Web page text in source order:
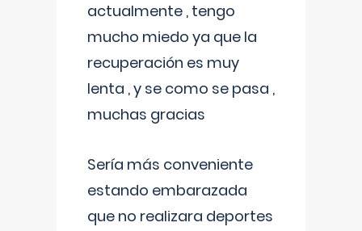
actualmente , tengo
mucho miedo ya que la
recuperación es muy
lenta , y se como se pasa ,
muchas gracias
Sería más conveniente
estando embarazada
que no realizara deportes